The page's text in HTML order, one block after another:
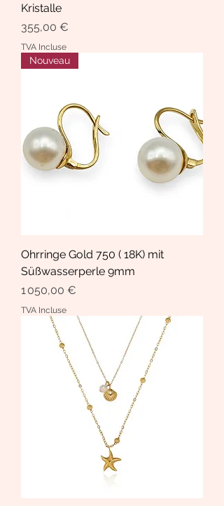
Kristalle
Prix
355,00 €
TVA Incluse
Nouveau
Ohrringe Gold 750 ( 18K) mit
Süßwasserperle 9mm
Prix
1 050,00 €
TVA Incluse